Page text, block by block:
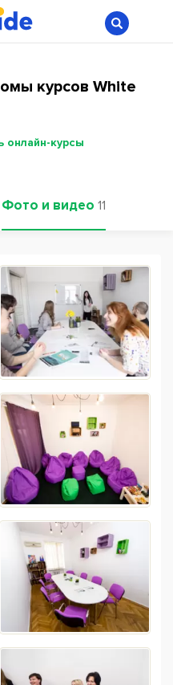
курсов White
онлайн-курсы
Фото и видео 11